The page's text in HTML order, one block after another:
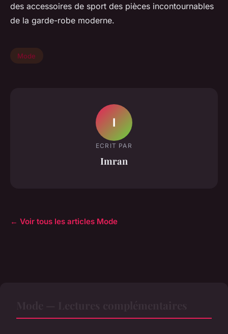
des accessoires de sport des pièces incontournables
de la garde-robe moderne.
Mode
I
ECRIT PAR
Imran
← Voir tous les articles Mode